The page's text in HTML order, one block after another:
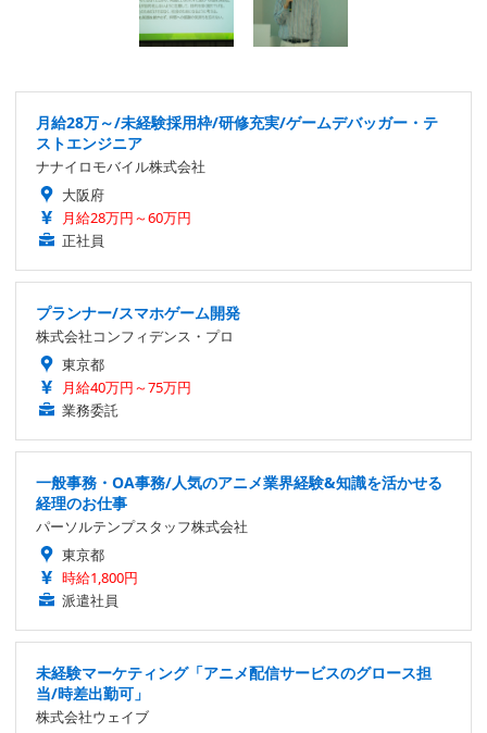
月給28万～/未経験採用枠/研修充実/ゲームデバッガー・テ
ストエンジニア
ナナイロモバイル株式会社
大阪府
月給28万円～60万円
正社員
プランナー/スマホゲーム開発
株式会社コンフィデンス・プロ
東京都
月給40万円～75万円
業務委託
一般事務・OA事務/人気のアニメ業界経験&知識を活かせる
経理のお仕事
パーソルテンプスタッフ株式会社
東京都
時給1,800円
派遣社員
未経験マーケティング「アニメ配信サービスのグロース担
当/時差出勤可」
株式会社ウェイブ